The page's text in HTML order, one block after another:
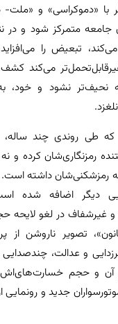
«دموکراسی» و «ملت-
جامعه متمرکز شود و در
تبعیض را
می‌کند
نحیف‌تر نشود و خود،
طی روندی چند ساله،
رمزنگاری‌شان کرده و
رمزشکنی‌شان داشته
دیگر اضافه شده
غیرشفاف در لغو لایحه
تصویر ناروشن از
و عدالت،
آن و حجم
جدید و